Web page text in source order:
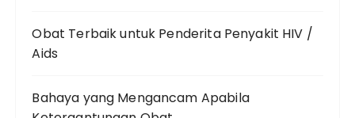
Obat Terbaik untuk Penderita Penyakit HIV /
Aids
Bahaya yang Mengancam Apabila